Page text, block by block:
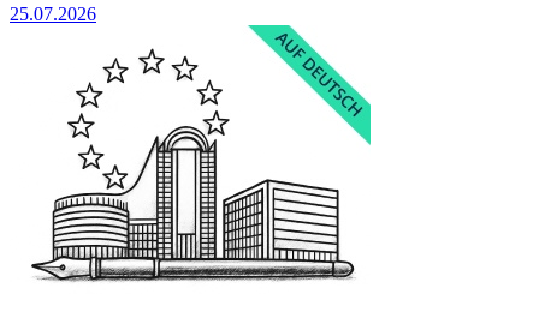
25.07.2026